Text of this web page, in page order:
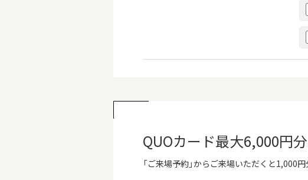
QUOカード最大6,000円
「ご来場予約」からご来場いただくと1,000